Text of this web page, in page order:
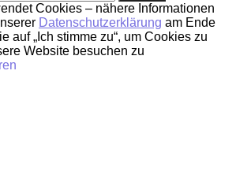
Cookies – nähere Informationen
Datenschutzerklärung am Ende
auf „Ich stimme zu“, um Cookies zu
Website besuchen zu